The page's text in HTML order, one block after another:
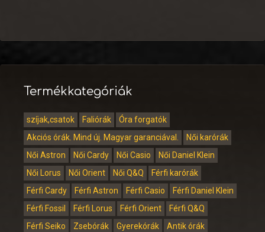
Termékkategóriák
szíjak,csatok Faliórák
Óra forgatók
Akciós órák. Mind új. Magyar garanciával.
Női karórák
Női Astron
Női Cardy Női Casio
Női Daniel Klein
Női Lorus
Női Orient Női Q&Q
Férfi karórák
Férfi Cardy
Férfi Astron Férfi Casio
Férfi Daniel Klein
Férfi Fossil
Férfi Lorus Férfi Orient
Férfi Q&Q
Férfi Seiko
Zsebórák Gyerekórák Antik órák